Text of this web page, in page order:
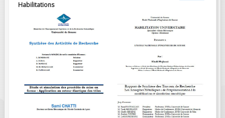
CONFIRMEZ LE MOT DE PASSE *
FIELDS MARKED WITH AN ASTERISK (*)
ARE REQUIRED.
S'INSCRIRE
Habilitations